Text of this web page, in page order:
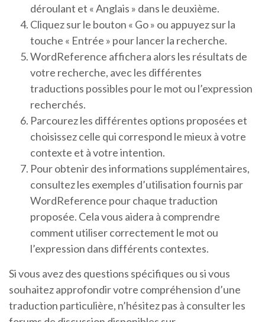
déroulant et « Anglais » dans le deuxième.
Cliquez sur le bouton « Go » ou appuyez sur la
touche « Entrée » pour lancer la recherche.
WordReference affichera alors les résultats de
votre recherche, avec les différentes
traductions possibles pour le mot ou l’expression
recherchés.
Parcourez les différentes options proposées et
choisissez celle qui correspond le mieux à votre
contexte et à votre intention.
Pour obtenir des informations supplémentaires,
consultez les exemples d’utilisation fournis par
WordReference pour chaque traduction
proposée. Cela vous aidera à comprendre
comment utiliser correctement le mot ou
l’expression dans différents contextes.
Si vous avez des questions spécifiques ou si vous
souhaitez approfondir votre compréhension d’une
traduction particulière, n’hésitez pas à consulter les